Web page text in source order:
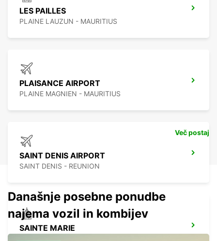
LES PAILLES
PLAINE LAUZUN - MAURITIUS
PLAISANCE AIRPORT
PLAINE MAGNIEN - MAURITIUS
SAINT DENIS AIRPORT
SAINT DENIS - REUNION
SAINTE MARIE
Več postaj
Današnje posebne ponudbe
najema vozil in kombijev